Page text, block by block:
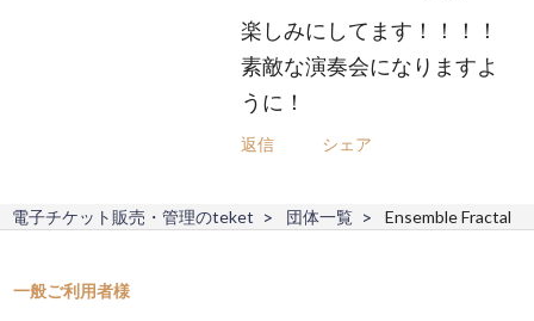
楽しみにしてます！！！！
素敵な演奏会になりますよ
うに！
返信 シェア
電子チケット販売・管理のteket 団体一覧 Ensemble Fractal
一般ご利用者様